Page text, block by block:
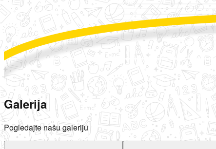
Galerija
Pogledajte našu galeriju